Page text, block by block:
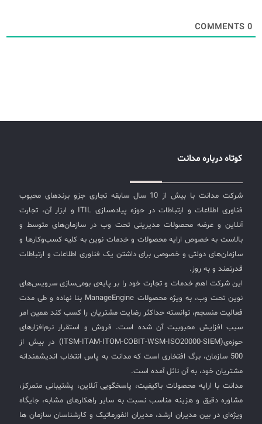
0
کوتاه درباره مدانت
شرکت مدانت با بیش از 10 سال سابقه تجاری جزو برندهای محبوب
فناوری اطلاعات و ارتباطات در حوزه پیاده‌سازی ITIL و ابزار آن، تجارت
آنلاین و عرضه محصولات مدیریتی تحت وب در سازمان‌های متوسط و
بالاست به خصوص ارایه محصولات و خدمات نوین به کلیه کسب‌وکارها و
سازمان‌های دولتی و خصوصی برای داشتن یک فناوری اطلاعات و ارتباطات
قدرتمند و به روز.
این شرکت اهم خدمات و تجارت خود را بر پایه‌ی بومی‌سازی سرویس‌های
نوین تحت وب، به ویژه محصولات ManageEngine بنا نهاده و طی مدت
فعالیت منسجم، توانسته حداکثر رضایت مشتریان را کسب کند همین امر
سبب افزایش محبوبیت آن شده است. فروش و استقرار نرم‌افزارهای
حوزه‌ی(ITSM-ITAM-ITOM-COBIT-WSM-ISO20000-SIEM) در بیش از
500 سازمان، برگ افتخاری است که مدانت به پاس انتخاب اندیشمندانه
مشتریان خود، به آن نائل آمده است.
مدانت با ارایه محصولات باکیفیت، پاسخگویی آنلاین، پشتیبانی متمرکز،
مشاوره دقیق و هزینه مناسب نسبت به سایر راهکارهای مشابه، جایگاه
ویژه‌ای در بین مدیران ارشد، مدیران انفورماتیک و کارشناسان سازمان ها